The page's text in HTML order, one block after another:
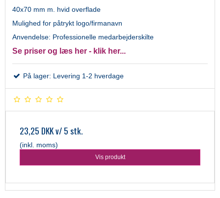
40x70 mm m. hvid overflade
Mulighed for påtrykt logo/firmanavn
Anvendelse: Professionelle medarbejderskilte
Se priser og læs her - klik her...
På lager: Levering 1-2 hverdage
23,25 DKKv/ 5 stk.
(inkl. moms)
Vis produkt